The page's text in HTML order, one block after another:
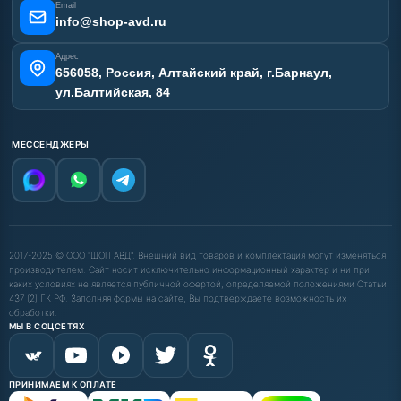
Email
info@shop-avd.ru
Адрес
656058, Россия, Алтайский край, г.Барнаул,
ул.Балтийская, 84
МЕССЕНДЖЕРЫ
2017-2025 © ООО "ШОП АВД". Внешний вид товаров и комплектация могут изменяться
производителем. Сайт носит исключительно информационный характер и ни при
каких условиях не является публичной офертой, определяемой положениями Статьи
437 (2) ГК РФ. Заполняя формы на сайте, Вы подтверждаете возможность их
обработки.
МЫ В СОЦСЕТЯХ
ПРИНИМАЕМ К ОПЛАТЕ